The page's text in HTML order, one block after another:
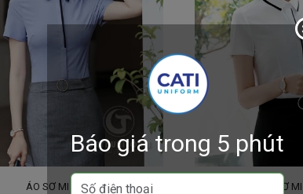
ÁO SƠ MI NỮ 01 ÁO SƠ
Báo giá trong 5 phút